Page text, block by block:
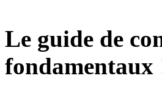
Le guide de
fondamentaux